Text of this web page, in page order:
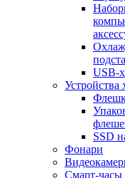
USB-
Устройства
SSD
Фонари
Смарт-часы